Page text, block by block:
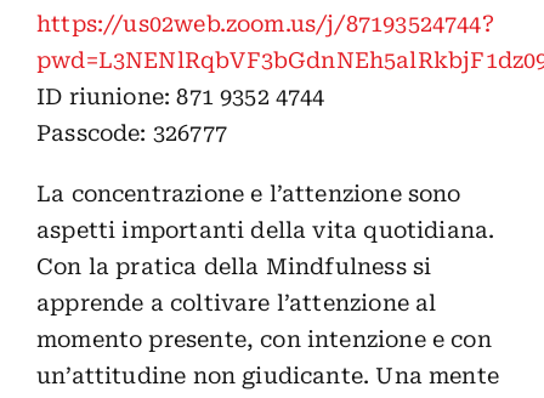
https://us02web.zoom.us/j/87193524744?
ID riunione: 871 9352 4744
Passcode: 326777
La concentrazione e l’attenzione sono
aspetti importanti della vita quotidiana.
Con la pratica della Mindfulness si
apprende a coltivare l’attenzione al
momento presente, con intenzione e con
un’attitudine non giudicante. Una mente